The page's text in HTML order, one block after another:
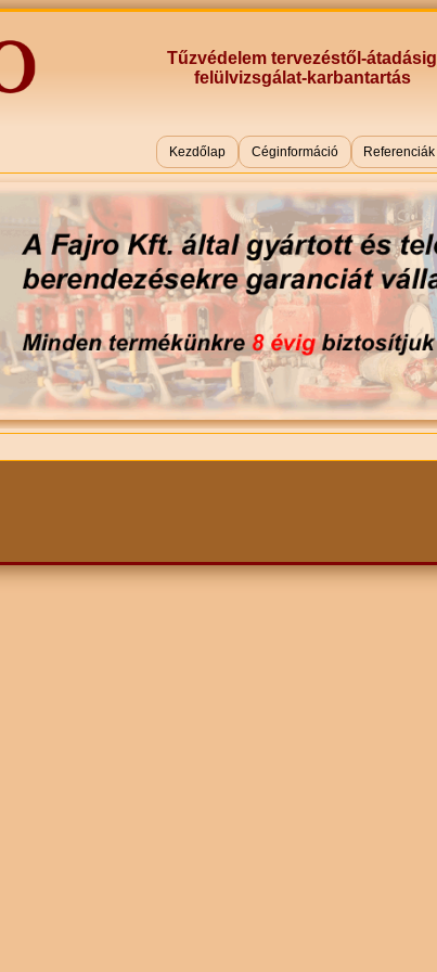
Tűzvédelem tervezéstől-átadásig
felülvizsgálat-karbantartás
Kezdőlap Céginformáció Referenciák